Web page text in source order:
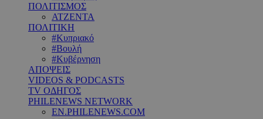
ΠΟΛΙΤΙΣΜΟΣ
ΑΤΖΕΝΤΑ
ΠΟΛΙΤΙΚΗ
#Κυπριακό
#Βουλή
#Κυβέρνηση
ΑΠΟΨΕΙΣ
VIDEOS & PODCASTS
TV ΟΔΗΓΟΣ
PHILENEWS NETWORK
EN.PHILENEWS.COM